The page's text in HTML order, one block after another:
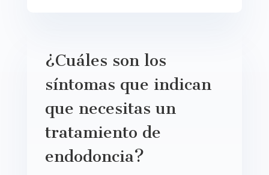
¿Cuáles son los
síntomas que indican
que necesitas un
tratamiento de
endodoncia?